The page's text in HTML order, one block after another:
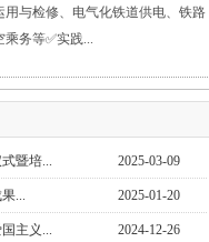
用与检修、电气化铁道供电、铁路
乘务等✅实践...
暨培... 2025-03-09
... 2025-01-20
主义... 2024-12-26